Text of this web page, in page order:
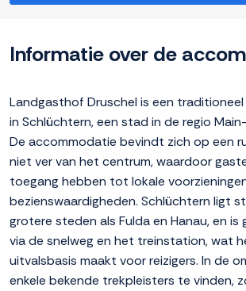
Informatie over de
Landgasthof Druschel is een
in Schlüchtern, een stad in de regio
De accommodatie bevindt zich op een
niet ver van het centrum, waardoor
toegang hebben tot lokale
bezienswaardigheden. Schlüchtern ligt
grotere steden als Fulda en Hanau, en is
via de snelweg en het treinstation, wat
uitvalsbasis maakt voor reizigers. In de
enkele bekende trekpleisters te vinden,